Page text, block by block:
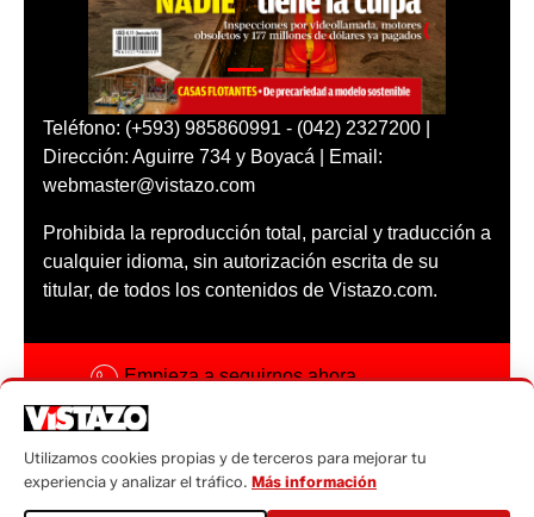
Teléfono: (+593) 985860991 - (042) 2327200 |
Dirección: Aguirre 734 y Boyacá | Email:
webmaster@vistazo.com
Prohibida la reproducción total, parcial y traducción a
cualquier idioma, sin autorización escrita de su
titular, de todos los contenidos de Vistazo.com.
Empieza a seguirnos ahora
Código ética
Sugerencias a:
Utilizamos cookies propias y de terceros para mejorar tu
experiencia y analizar el tráfico. Más información